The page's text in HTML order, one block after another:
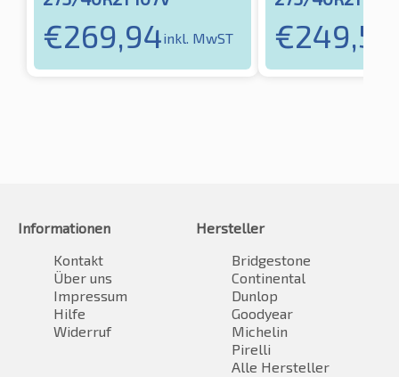
€269,94inkl. MwST €249,59
Informationen
Kontakt
Über uns
Impressum
Hilfe
Widerruf
Hersteller
Bridgestone
Continental
Dunlop
Goodyear
Michelin
Pirelli
Alle Hersteller